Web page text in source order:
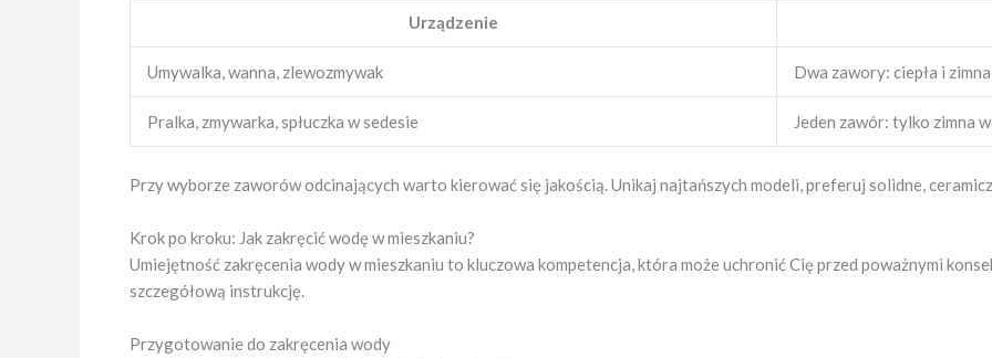
Urządzenie
Umywalka, wanna, zlewozmywak Dwa zawory: ciepła i
Pralka, zmywarka, spłuczka w sedesie Jeden zawór: tylko zimna
Przy wyborze zaworów odcinających warto kierować się jakością. Unikaj najtańszych modeli, preferuj solidne,
Krok po kroku: Jak zakręcić wodę w mieszkaniu?
Umiejętność zakręcenia wody w mieszkaniu to kluczowa kompetencja, która może uchronić Cię przed poważnymi
szczegółową instrukcję.
Przygotowanie do zakręcenia wody